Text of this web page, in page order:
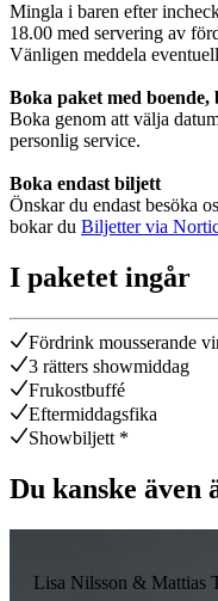
Mingla i baren efter
18.00 med servering av
Vänligen meddela
Boka paket med
Boka genom att välja
personlig service.
Boka endast biljett
Önskar du endast besöka
bokar du Biljetter via
I paketet ingår
Fördrink mousserande
3 rätters showmiddag
Frukostbuffé
Eftermiddagsfika
Showbiljett *
Du kanske även
Lisa Nilsson & Mattias